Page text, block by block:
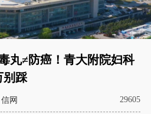
Video
丸≠防癌！青大附院妇科
别踩
信网 29605